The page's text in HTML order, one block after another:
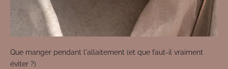
Que manger pendant l'allaitement (et que faut-il vraiment
éviter ?)